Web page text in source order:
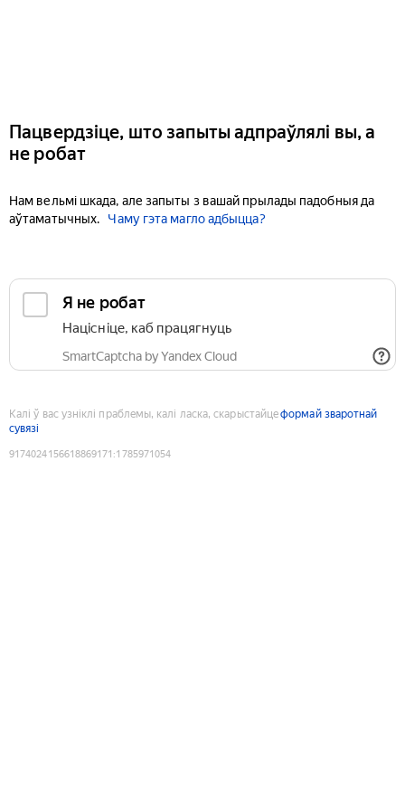
Пацвердзіце, што запыты адпраўлялі вы, а
не робат
Нам вельмі шкада, але запыты з вашай прылады падобныя да
аўтаматычных.
Чаму гэта магло адбыцца?
Я не робат
Націсніце, каб працягнуць
SmartCaptcha by Yandex Cloud
Калі ў вас узніклі праблемы, калі ласка, скарыстайцеформай зваротнай
сувязі
9174024156618869171 :1785971054